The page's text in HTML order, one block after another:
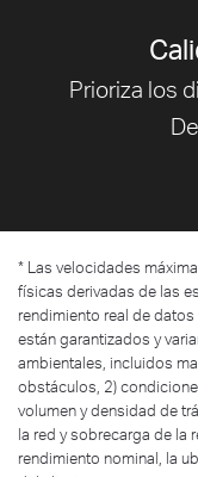
Prioriza los
* Las velocidades
físicas derivadas de las
rendimiento real de
están garantizados y
ambientales, incluidos
obstáculos, 2)
volumen y densidad de
la red y sobrecarga de la
rendimiento nominal, la